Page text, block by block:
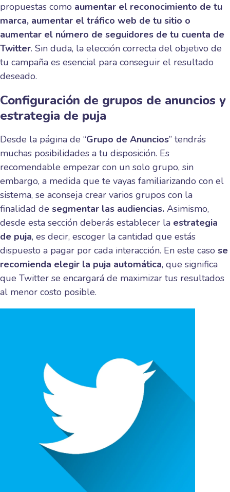
propuestas como aumentar el reconocimiento de tu
marca, aumentar el tráfico web de tu sitio o
aumentar el número de seguidores de tu cuenta de
Twitter. Sin duda, la elección correcta del objetivo de
tu campaña es esencial para conseguir el resultado
deseado.
Configuración de grupos de anuncios y
estrategia de puja
Desde la página de “Grupo de Anuncios” tendrás
muchas posibilidades a tu disposición. Es
recomendable empezar con un solo grupo, sin
embargo, a medida que te vayas familiarizando con el
sistema, se aconseja crear varios grupos con la
finalidad de segmentar las audiencias. Asimismo,
desde esta sección deberás establecer la estrategia
de puja, es decir, escoger la cantidad que estás
dispuesto a pagar por cada interacción. En este caso se
recomienda elegir la puja automática, que significa
que Twitter se encargará de maximizar tus resultados
al menor costo posible.